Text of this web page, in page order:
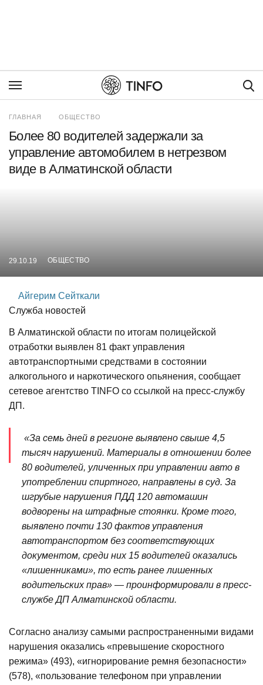
ГЛАВНАЯ ОБЩЕСТВО
Более 80 водителей задержали за
управление автомобилем в нетрезвом
виде в Алматинской области
29.10.19 ОБЩЕСТВО
Айгерим Сейткали
Служба новостей
В Алматинской области по итогам полицейской
отработки выявлен 81 факт управления
автотранспортными средствами в состоянии
алкогольного и наркотического опьянения, сообщает
сетевое агентство TINFO со ссылкой на пресс-службу
ДП.
«За семь дней в регионе выявлено свыше 4,5
тысяч нарушений. Материалы в отношении более
80 водителей, уличенных при управлении авто в
употреблении спиртного, направлены в суд. За
шгрубые нарушения ПДД 120 автомашин
водворены на штрафные стоянки. Кроме того,
выявлено почти 130 фактов управления
автотранспортом без соответствующих
документом, среди них 15 водителей оказались
«лишенниками», то есть ранее лишенных
водительских прав» — проинформировали в пресс-
службе ДП Алматинской области.
Согласно анализу самыми распространенными видами
нарушения оказались «превышение скоростного
режима» (493), «игнорирование ремня безопасности»
(578), «пользование телефоном при управлении